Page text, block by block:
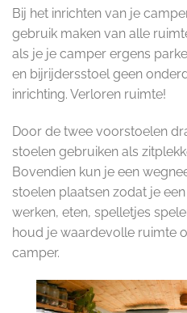
Bij het inrichten van je
gebruik maken van alle
als je je camper ergens
en bijrijdersstoel geen
inrichting. Verloren ruimte!
Door de twee voorstoelen
stoelen gebruiken als
Bovendien kun je een
stoelen plaatsen zodat je
werken, eten, spelletjes
houd je waardevolle ruimte
camper.